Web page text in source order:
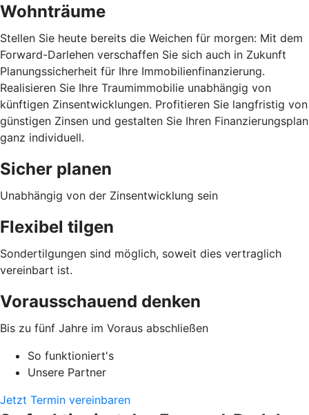
Wohnträume
Stellen Sie heute bereits die Weichen für morgen: Mit dem
Forward-Darlehen verschaffen Sie sich auch in Zukunft
Planungssicherheit für Ihre Immobilienfinanzierung.
Realisieren Sie Ihre Traumimmobilie unabhängig von
künftigen Zinsentwicklungen. Profitieren Sie langfristig von
günstigen Zinsen und gestalten Sie Ihren Finanzierungsplan
ganz individuell.
Sicher planen
Unabhängig von der Zinsentwicklung sein
Flexibel tilgen
Sondertilgungen sind möglich, soweit dies vertraglich
vereinbart ist.
Vorausschauend denken
Bis zu fünf Jahre im Voraus abschließen
So funktioniert's
Unsere Partner
Jetzt Termin vereinbaren